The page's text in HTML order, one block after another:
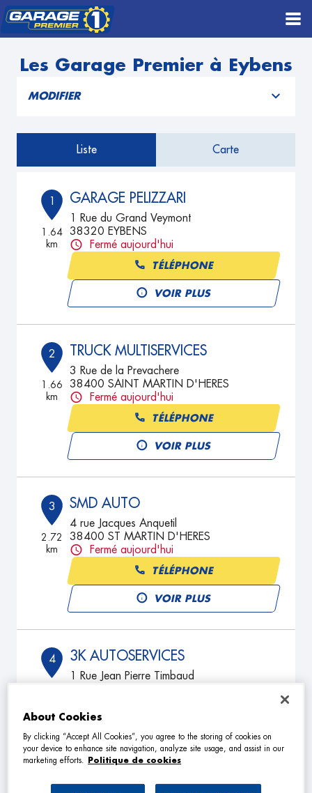
Les Garage Premier à Eybens
MODIFIER
Liste Carte
1
1.64
km
GARAGE PELIZZARI
1 Rue du Grand Veymont
38320 EYBENS
Fermé aujourd'hui
TÉLÉPHONE
VOIR PLUS
2
1.66
km
TRUCK MULTISERVICES
3 Rue de la Prevachere
38400 SAINT MARTIN D'HERES
Fermé aujourd'hui
TÉLÉPHONE
VOIR PLUS
3
2.72
km
SMD AUTO
4 rue Jacques Anquetil
38400 ST MARTIN D'HERES
Fermé aujourd'hui
TÉLÉPHONE
VOIR PLUS
4 3K AUTOSERVICES
1 Rue Jean Pierre Timbaud
VOIR PLUS
About Cookies
By clicking “Accept All Cookies”, you agree to the storing of cookies on
your device to enhance site navigation, analyze site usage, and assist in our
marketing efforts.
Politique de cookies